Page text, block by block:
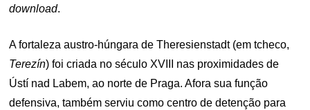
download.
A fortaleza austro-húngara de Theresienstadt (em tcheco,
Terezín) foi criada no século XVIII nas proximidades de
Ústí nad Labem, ao norte de Praga. Afora sua função
defensiva, também serviu como centro de detenção para